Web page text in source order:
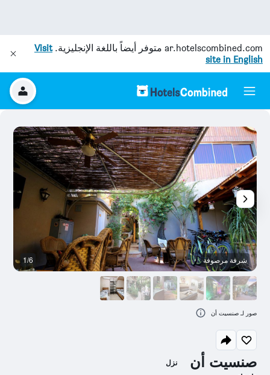
ar.hotelscombined.com متوفر أيضاً باللغة الإنجليزية.Visit
site in English
صنسيت أن نزل
شرفة مرصوفة 1/6
صور لـ صنسيت أن